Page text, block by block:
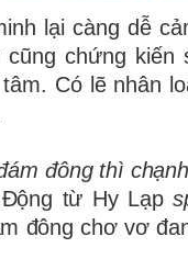
lại càng dễ
chứng kiến
Có lẽ nhân
đông thì
Động từ Hy Lạp
đông chơ vơ